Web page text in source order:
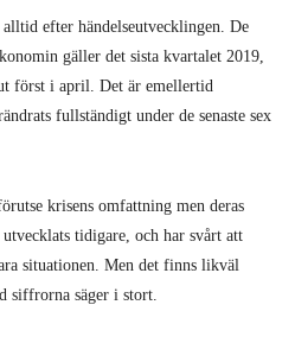
efter händelseutvecklingen. De
gäller det sista kvartalet 2019,
först i april. Det är emellertid
fullständigt under de senaste sex
krisens omfattning men deras
tidigare, och har svårt att
situationen. Men det finns likväl
siffrorna säger i stort.